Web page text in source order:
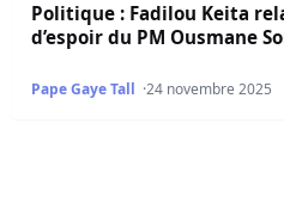
Politique : Fadilou Keita
d’espoir du PM Ousmane
Pape Gaye Tall 24 novembre 2025